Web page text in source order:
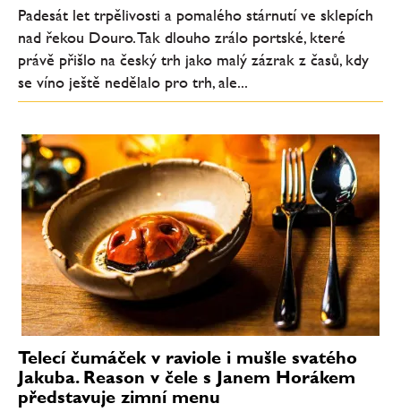
Padesát let trpělivosti a pomalého stárnutí ve sklepích
nad řekou Douro. Tak dlouho zrálo portské, které
právě přišlo na český trh jako malý zázrak z časů, kdy
se víno ještě nedělalo pro trh, ale...
Telecí čumáček v raviole i mušle svatého
Jakuba. Reason v čele s Janem Horákem
představuje zimní menu